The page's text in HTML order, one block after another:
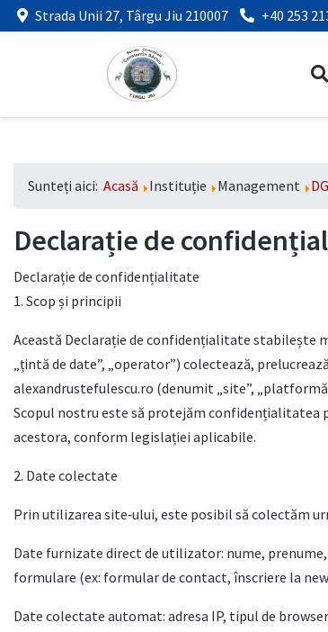
Strada Unii 27, Târgu Jiu 210007 +40 253
Sunteți aici: Acasă Instituție Management
Declarație de
Declarație de confidențialitate
1. Scop și principii
Această Declarație de confidențialitate stabilește
„țintă de date”, „operator”) colectează,
alexandrustefulescu.ro (denumit „site”,
Scopul nostru este să protejăm confidențialitatea
acestora, conform legislației aplicabile.
2. Date colectate
Prin utilizarea site‑ului, este posibil să colectăm
Date furnizate direct de utilizator: nume,
formulare (ex: formular de contact, înscriere la
Date colectate automat: adresa IP, tipul de